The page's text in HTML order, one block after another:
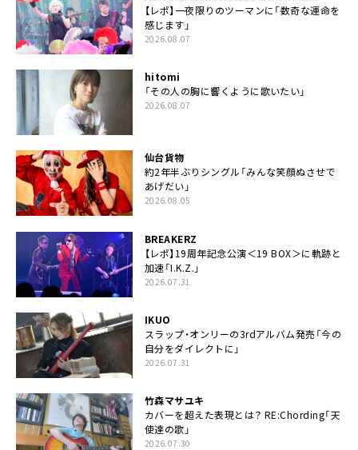
【レポ】一夜限りのツーマンに「数奇な運命を
感じます」
2026.08.07
hitomi
「その人の胸に響くように歌いたい」
2026.08.07
仙台貨物
約2年半ぶりシングル「みんな笑顔ぬさせで
あげだい」
2026.08.05
BREAKERZ
【レポ】19周年記念公演＜19 BOX＞に軌跡と
加速「I.K.Z.」
2026.07.31
IKUO
スラップ・オンリーの3rdアルバム発売「今の
自分をダイレクトに」
2026.07.31
竹森マサユキ
カバーを超えた表現とは？ RE:Chording「天
使達の歌」
2026.07.30